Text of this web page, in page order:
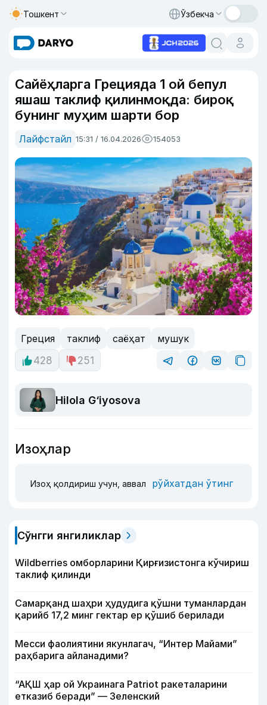
Тошкент Ўзбекча
Сайёҳларга Грецияда 1 ой бепул
яшаш таклиф қилинмоқда: бироқ
бунинг муҳим шарти бор
Лайфстайл 15:31 / 16.04.2026 154053
Греция таклиф саёҳат
мушук
428
251
Hilola G‘iyosova
Изоҳлар
Изоҳ қолдириш учун, аввал рўйхатдан ўтинг
Сўнгги янгиликлар
Wildberries омборларини Қирғизистонга кўчириш
таклиф қилинди
Самарқанд шаҳри ҳудудига қўшни туманлардан
қарийб 17,2 минг гектар ер қўшиб берилади
Месси фаолиятини якунлагач, “Интер Майами”
раҳбарига айланадими?
“АҚШ ҳар ой Украинага Patriot ракеталарини
етказиб беради” — Зеленский